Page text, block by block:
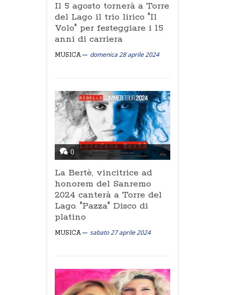
Il 5 agosto tornerà a Torre
del Lago il trio lirico "Il
Volo" per festeggiare i 15
anni di carriera
MUSICA domenica 28 aprile 2024
0
La Bertè, vincitrice ad
honorem del Sanremo
2024 canterà a Torre del
Lago. "Pazza" Disco di
platino
MUSICA sabato 27 aprile 2024